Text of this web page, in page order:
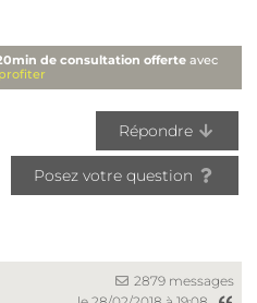
de consultation offerte avec
Répondre
Posez votre question
2879 messages